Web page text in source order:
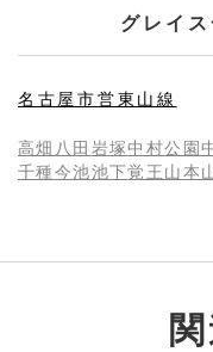
グレイ
名古屋市営東山線
高畑 八田 岩塚中村公園
千種今池池下覚王山本